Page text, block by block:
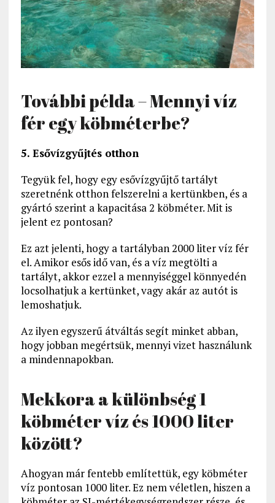
További példa – Mennyi víz
fér egy köbméterbe?
5. Esővízgyűjtés otthon
Tegyük fel, hogy egy esővízgyűjtő tartályt
szeretnénk otthon felszerelni a kertünkben, és a
gyártó szerint a kapacitása 2 köbméter. Mit is
jelent ez pontosan?
Ez azt jelenti, hogy a tartályban 2000 liter víz fér
el. Amikor esős idő van, és a víz megtölti a
tartályt, akkor ezzel a mennyiséggel könnyedén
locsolhatjuk a kertünket, vagy akár az autót is
lemoshatjuk.
Az ilyen egyszerű átváltás segít minket abban,
hogy jobban megértsük, mennyi vizet használunk
a mindennapokban.
Mekkora a különbség 1
köbméter víz és 1000 liter
között?
Ahogyan már fentebb említettük, egy köbméter
víz pontosan 1000 liter. Ez nem véletlen, hiszen a